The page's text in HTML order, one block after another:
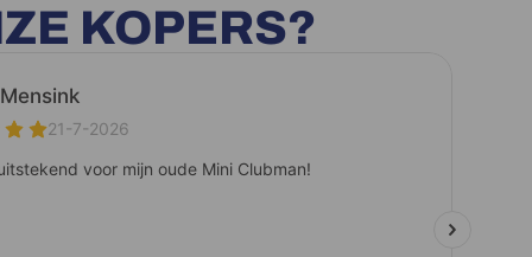
KOPERS?